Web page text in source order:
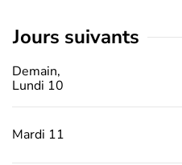
jours suivants
Demain,
Lundi 10
Mardi 11